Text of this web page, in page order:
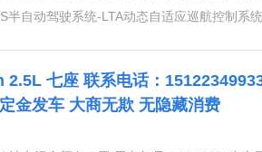
自动驾驶系统-LTA动态自适应巡航控制系
统-BSM自动变道辅助器-LCA自动遥控停车
毂(225/55)旅行备胎带隔音材料的前侧窗隔
高度调节的自适应AHS远光灯系统前照灯清
2.5L 七座 联系电话：
金发车 大商无欺 无隐藏消费